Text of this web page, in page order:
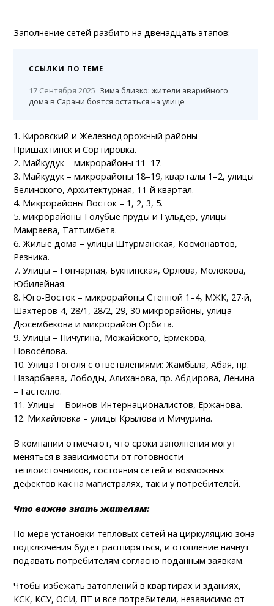
Заполнение сетей разбито на двенадцать этапов:
ССЫЛКИ ПО ТЕМЕ
17 Сентября 2025 Зима близко: жители аварийного
дома в Сарани боятся остаться на улице
1. Кировский и Железнодорожный районы –
Пришахтинск и Сортировка.
2. Майкудук – микрорайоны 11–17.
3. Майкудук – микрорайоны 18–19, кварталы 1–2, улицы
Белинского, Архитектурная, 11-й квартал.
4. Микрорайоны Восток – 1, 2, 3, 5.
5. микрорайоны Голубые пруды и Гульдер, улицы
Мамраева, Таттимбета.
6. Жилые дома – улицы Штурманская, Космонавтов,
Резника.
7. Улицы – Гончарная, Букпинская, Орлова, Молокова,
Юбилейная.
8. Юго-Восток – микрорайоны Степной 1–4, МЖК, 27-й,
Шахтёров-4, 28/1, 28/2, 29, 30 микрорайоны, улица
Дюсембекова и микрорайон Орбита.
9. Улицы – Пичугина, Можайского, Ермекова,
Новосёлова.
10. Улица Гоголя с ответвлениями: Жамбыла, Абая, пр.
Назарбаева, Лободы, Алиханова, пр. Абдирова, Ленина
– Гастелло.
11. Улицы – Воинов-Интернационалистов, Ержанова.
12. Михайловка – улицы Крылова и Мичурина.
В компании отмечают, что сроки заполнения могут
меняться в зависимости от готовности
теплоисточников, состояния сетей и возможных
дефектов как на магистралях, так и у потребителей.
Что важно знать жителям:
По мере установки тепловых сетей на циркуляцию зона
подключения будет расширяться, и отопление начнут
подавать потребителям согласно поданным заявкам.
Чтобы избежать затоплений в квартирах и зданиях,
КСК, КСУ, ОСИ, ПТ и все потребители, независимо от